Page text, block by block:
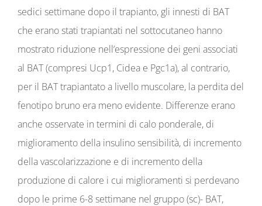
sedici settimane dopo il trapianto, gli innesti di BAT
che erano stati trapiantati nel sottocutaneo hanno
mostrato riduzione nell’espressione dei geni associati
al BAT (compresi Ucp1, Cidea e Pgc1a), al contrario,
per il BAT trapiantato a livello muscolare, la perdita del
fenotipo bruno era meno evidente. Differenze erano
anche osservate in termini di calo ponderale, di
miglioramento della insulino sensibilità, di incremento
della vascolarizzazione e di incremento della
produzione di calore i cui miglioramenti si perdevano
dopo le prime 6-8 settimane nel gruppo (sc)- BAT,